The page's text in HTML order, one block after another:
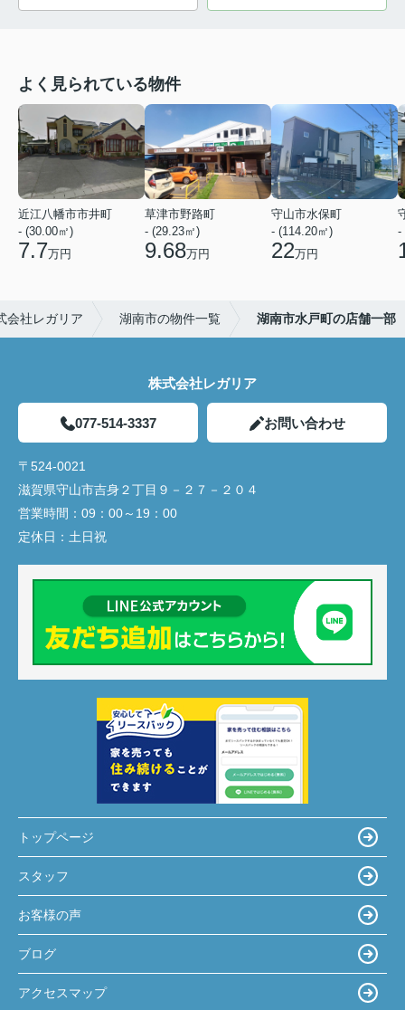
よく見られている物件
近江八幡市市井町
- (30.00㎡)
7.7万円
草津市野路町
- (29.23㎡)
9.68万円
守山市水保町
- (114.20㎡)
22万円
-
会社レガリア 湖南市の物件一覧 湖南市水戸町の店舗一部
株式会社レガリア
077-514-3337 お問い合わせ
〒524-0021
滋賀県守山市吉身２丁目９－２７－２０４
営業時間： 09：00～19：00
定休日： 土日祝
トップページ
スタッフ
お客様の声
ブログ
アクセスマップ